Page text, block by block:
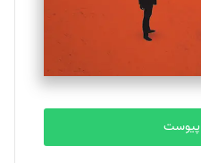
پیوست